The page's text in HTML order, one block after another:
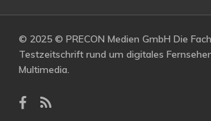
© 2025 © PRECON Medien GmbH Die
Testzeitschrift rund um digitales
Multimedia.
facebook
RSS